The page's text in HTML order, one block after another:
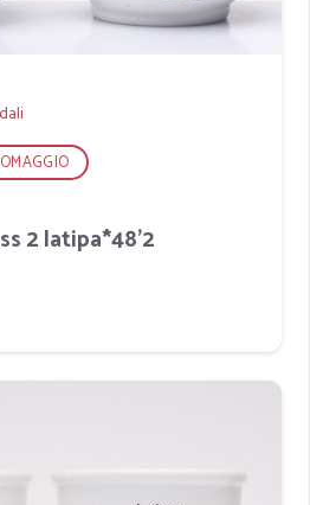
2 latipa*48'2